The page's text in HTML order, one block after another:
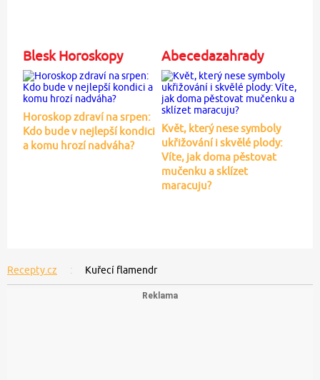
Blesk Horoskopy
Horoskop zdraví na srpen:
Kdo bude v nejlepší kondici
a komu hrozí nadváha?
Abecedazahrady
Květ, který nese symboly
ukřižování i skvělé plody:
Víte, jak doma pěstovat
mučenku a sklízet
maracuju?
Recepty.cz Kuřecí flamendr